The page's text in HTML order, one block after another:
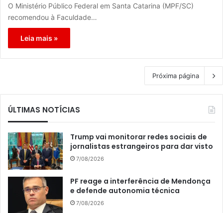
O Ministério Público Federal em Santa Catarina (MPF/SC)
recomendou à Faculdade…
Leia mais »
Próxima página
ÚLTIMAS NOTÍCIAS
Trump vai monitorar redes sociais de
jornalistas estrangeiros para dar visto
7/08/2026
PF reage a interferência de Mendonça
e defende autonomia técnica
7/08/2026